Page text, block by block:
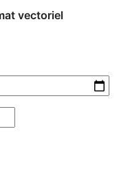
vectoriel